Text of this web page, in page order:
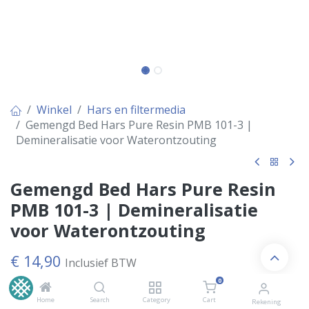
Home Search Category
0
Cart Rekening
Winkel
Hars en filtermedia
Gemengd Bed Hars Pure Resin PMB 101-3 |
Demineralisatie voor Waterontzouting
Gemengd Bed Hars Pure Resin
PMB 101-3 | Demineralisatie
voor Waterontzouting
€ 14,90 Inclusief BTW
€12,31